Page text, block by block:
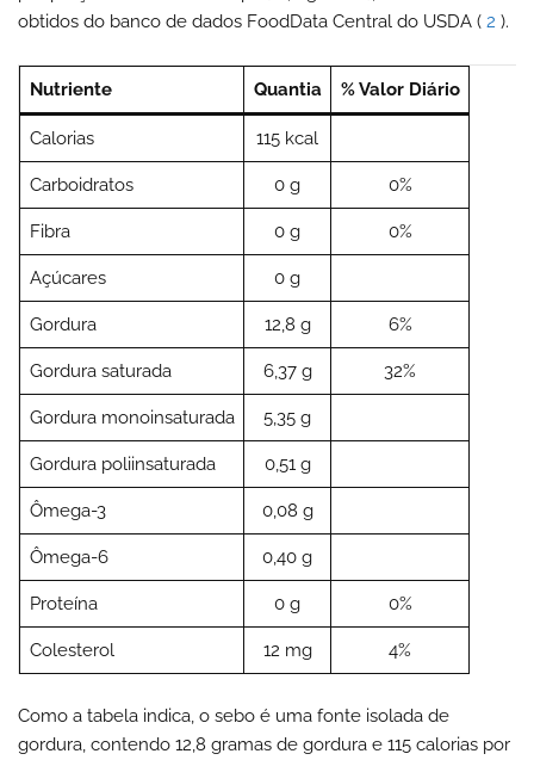
obtidos do banco de dados FoodData Central do USDA ( 2 ).
Nutriente Quantia % Valor Diário
Calorias 115 kcal
Carboidratos 0 g 0%
Fibra 0 g 0%
Açúcares 0 g
Gordura 12,8 g 6%
Gordura saturada 6,37 g 32%
Gordura monoinsaturada 5,35 g
Gordura poliinsaturada 0,51 g
Ômega-3 0,08 g
Ômega-6 0,40 g
Proteína 0 g 0%
Colesterol 12 mg 4%
Como a tabela indica, o sebo é uma fonte isolada de
gordura, contendo 12,8 gramas de gordura e 115 calorias por